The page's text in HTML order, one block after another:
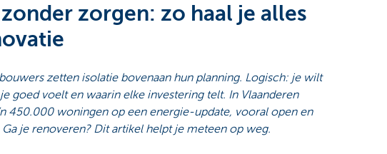
zorgen: zo haal je alles
zetten isolatie bovenaan hun planning. Logisch: je wilt
goed voelt en waarin elke investering telt. In Vlaanderen
450.000 woningen op een energie-update, vooral open en
je renoveren? Dit artikel helpt je meteen op weg.